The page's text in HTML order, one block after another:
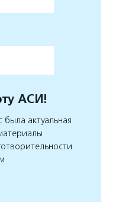
АСИ!
актуальная